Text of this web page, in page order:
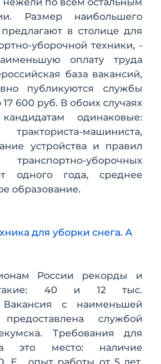
по всем остальным
Размер наибольшего
в столице для
уборочной техники, -
оплату труда
база вакансий,
публикуются службы
17 600 руб. В обоих случаях
одинаковые:
машиниста,
устройства и правил
уборочных
одного года, среднее
образование.
для уборки снега. А
России рекорды и
такие: 40 и 12 тыс.
Вакансия с наименьшей
службой
Требования для
это место: наличие